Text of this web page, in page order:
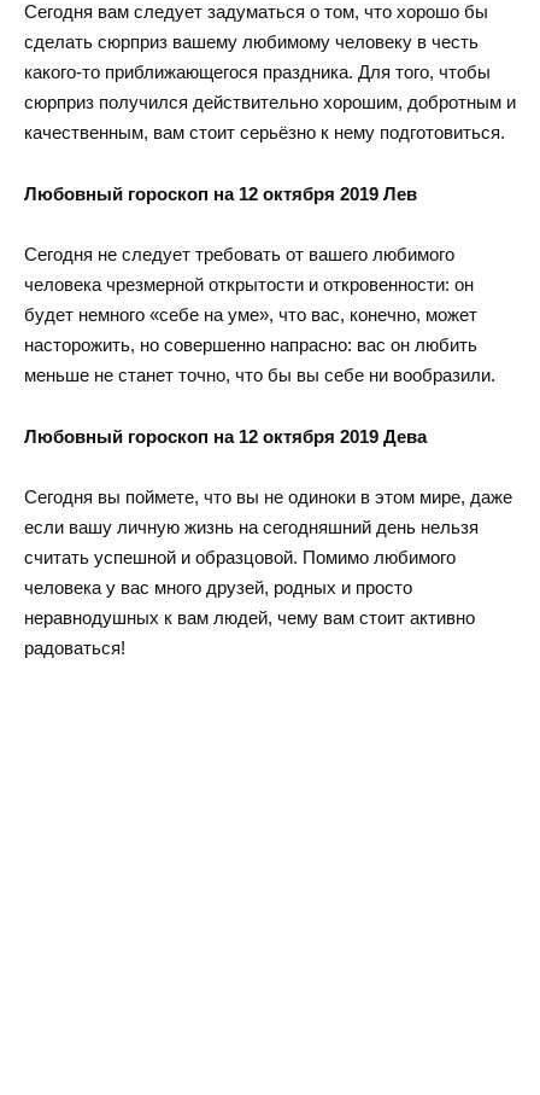
Сегодня вам следует задуматься о том, что хорошо бы
сделать сюрприз вашему любимому человеку в честь
какого-то приближающегося праздника. Для того, чтобы
сюрприз получился действительно хорошим, добротным и
качественным, вам стоит серьёзно к нему подготовиться.
Любовный гороскоп на 12 октября 2019 Лев
Сегодня не следует требовать от вашего любимого
человека чрезмерной открытости и откровенности: он
будет немного «себе на уме», что вас, конечно, может
насторожить, но совершенно напрасно: вас он любить
меньше не станет точно, что бы вы себе ни вообразили.
Любовный гороскоп на 12 октября 2019 Дева
Сегодня вы поймете, что вы не одиноки в этом мире, даже
если вашу личную жизнь на сегодняшний день нельзя
считать успешной и образцовой. Помимо любимого
человека у вас много друзей, родных и просто
неравнодушных к вам людей, чему вам стоит активно
радоваться!